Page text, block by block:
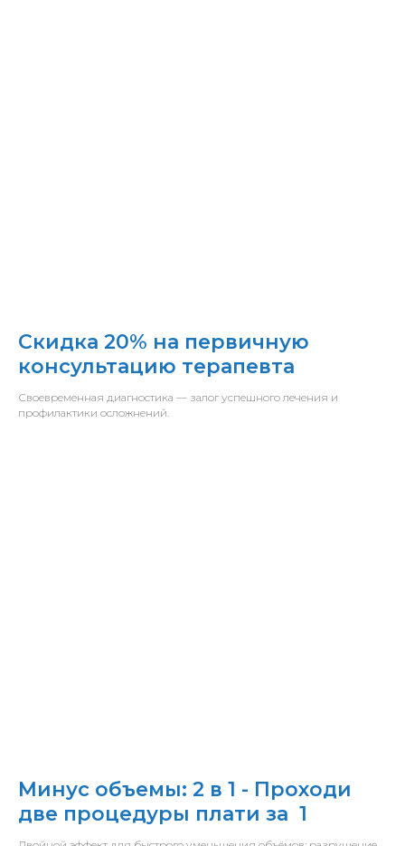
Скидка 20% на первичную
консультацию терапевта
Своевременная диагностика — залог успешного лечения и
профилактики осложнений.
Минус объемы: 2 в 1 - Проходи
две процедуры плати за 1